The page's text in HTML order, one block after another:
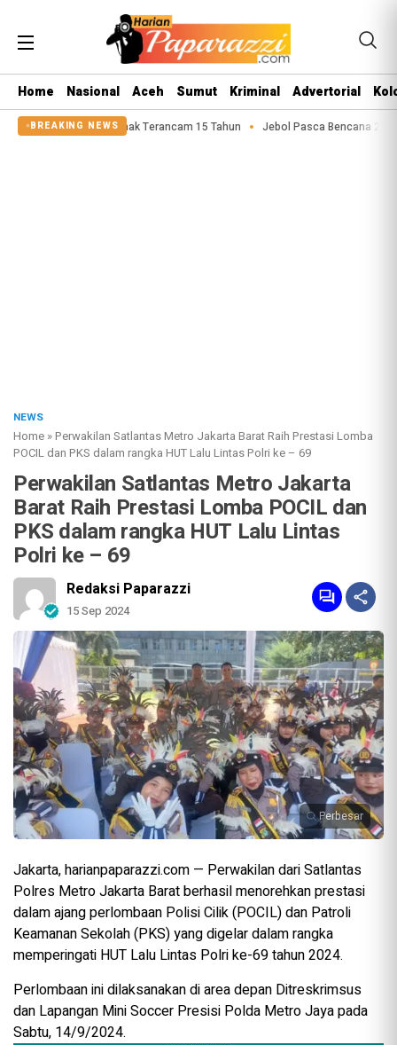
Home Nasional Aceh Sumut Kriminal Advertorial
BREAKING NEWS
Asusila Anak Terancam 15 Tahun Jebol Pasca Bencana 2025, Tanggul
NEWS
Home »Perwakilan Satlantas Metro Jakarta Barat Raih Prestasi Lomba
POCIL dan PKS dalam rangka HUT Lalu Lintas Polri ke – 69
Perwakilan Satlantas Metro Jakarta
Barat Raih Prestasi Lomba POCIL dan
PKS dalam rangka HUT Lalu Lintas
Polri ke – 69
Redaksi Paparazzi
15 Sep 2024
Perbesar
Jakarta, harianpaparazzi.com — Perwakilan dari Satlantas
Polres Metro Jakarta Barat berhasil menorehkan prestasi
dalam ajang perlombaan Polisi Cilik (POCIL) dan Patroli
Keamanan Sekolah (PKS) yang digelar dalam rangka
memperingati HUT Lalu Lintas Polri ke-69 tahun 2024.
Perlombaan ini dilaksanakan di area depan Ditreskrimsus
dan Lapangan Mini Soccer Presisi Polda Metro Jaya pada
Sabtu, 14/9/2024.